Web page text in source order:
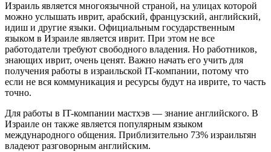
Израиль является многоязычной страной, на улицах которой
можно услышать иврит, арабский, французский, английский,
идиш и другие языки. Официальным государственным
языком в Израиле является иврит. При этом не все
работодатели требуют свободного владения. Но работников,
знающих иврит, очень ценят. Важно начать его учить для
получения работы в израильской IT-компании, потому что
если не вся коммуникация и ресурсы будут на иврите, то часть
точно.
Для работы в IT-компании мастхэв — знание английского. В
Израиле он также является популярным языком
международного общения. Приблизительно 73% израильтян
владеют разговорным английским.